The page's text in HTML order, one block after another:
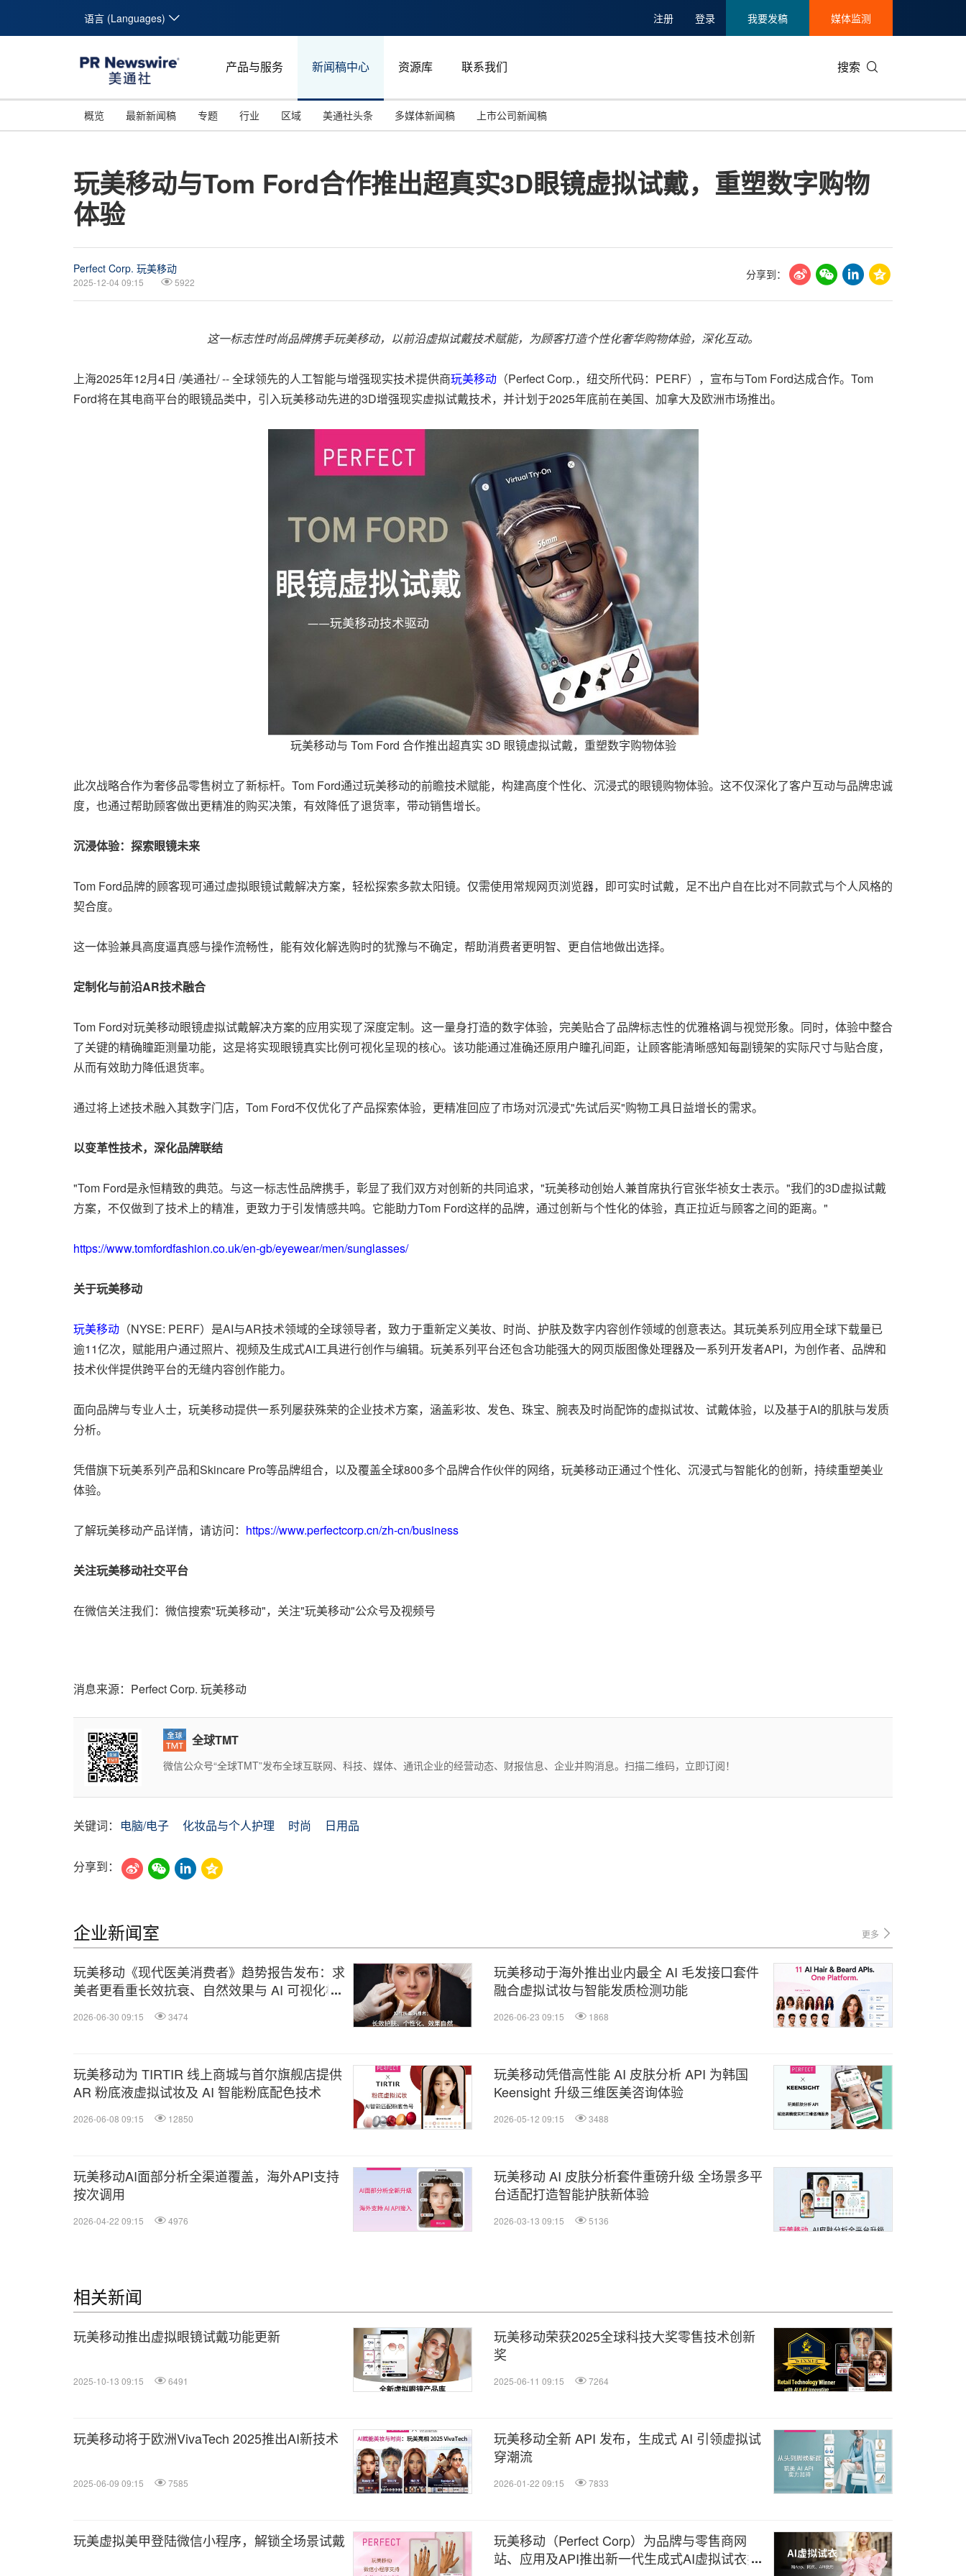
语言 (Languages) 注册 登录 我要发稿 媒体监测
产品与服务 新闻稿中心 资源库 联系我们 搜索
概览 最新新闻稿 专题
投资并购
碳中和
行业
能源化工与环保
娱乐时尚与艺术
区域
马来西亚
新加坡
美通社头条 多媒体新闻稿 上市公司新闻稿
玩美移动与Tom Ford合作推出超真实3D眼镜虚拟试戴，重塑数字购物
体验
Perfect Corp. 玩美移动
2025-12-04 09:15 5922
分享到：
这一标志性时尚品牌携手玩美移动，以前沿虚拟试戴技术赋能，为顾客打造个性化奢华购物体验，深化互动。
上海2025年12月4日 /美通社/ -- 全球领先的人工智能与增强现实技术提供商玩美移动 （Perfect Corp.，纽交所代码：PERF），宣布与Tom Ford达成合作。Tom
Ford将在其电商平台的眼镜品类中，引入玩美移动先进的3D增强现实虚拟试戴技术，并计划于2025年底前在美国、加拿大及欧洲市场推出。
玩美移动与 Tom Ford 合作推出超真实 3D 眼镜虚拟试戴，重塑数字购物体验
此次战略合作为奢侈品零售树立了新标杆。Tom Ford通过玩美移动的前瞻技术赋能，构建高度个性化、沉浸式的眼镜购物体验。这不仅深化了客户互动与品牌忠诚
度，也通过帮助顾客做出更精准的购买决策，有效降低了退货率，带动销售增长。
沉浸体验： 探索眼镜未来
Tom Ford品牌的顾客现可通过虚拟眼镜试戴解决方案，轻松探索多款太阳镜。仅需使用常规网页浏览器，即可实时试戴，足不出户自在比对不同款式与个人风格的
契合度。
这一体验兼具高度逼真感与操作流畅性，能有效化解选购时的犹豫与不确定，帮助消费者更明智、更自信地做出选择。
定制化与前沿AR技术融合
Tom Ford对玩美移动眼镜虚拟试戴解决方案的应用实现了深度定制。这一量身打造的数字体验，完美贴合了品牌标志性的优雅格调与视觉形象。同时，体验中整合
了关键的精确瞳距测量功能，这是将实现眼镜真实比例可视化呈现的核心。该功能通过准确还原用户瞳孔间距，让顾客能清晰感知每副镜架的实际尺寸与贴合度，
从而有效助力降低退货率。
通过将上述技术融入其数字门店，Tom Ford不仅优化了产品探索体验，更精准回应了市场对沉浸式"先试后买"购物工具日益增长的需求。
以变革性技术，深化品牌联结
"Tom Ford是永恒精致的典范。与这一标志性品牌携手，彰显了我们双方对创新的共同追求，"玩美移动创始人兼首席执行官张华祯女士表示。"我们的3D虚拟试戴
方案，不仅做到了技术上的精准，更致力于引发情感共鸣。它能助力Tom Ford这样的品牌，通过创新与个性化的体验，真正拉近与顾客之间的距离。"
https://www.tomfordfashion.co.uk/en-gb/eyewear/men/sunglasses/
关于玩美移动
玩美移动 （NYSE: PERF）是AI与AR技术领域的全球领导者，致力于重新定义美妆、时尚、护肤及数字内容创作领域的创意表达。其玩美系列应用全球下载量已
逾11亿次，赋能用户通过照片、视频及生成式AI工具进行创作与编辑。玩美系列平台还包含功能强大的网页版图像处理器及一系列开发者API，为创作者、品牌和
技术伙伴提供跨平台的无缝内容创作能力。
面向品牌与专业人士，玩美移动提供一系列屡获殊荣的企业技术方案，涵盖彩妆、发色、珠宝、腕表及时尚配饰的虚拟试妆、试戴体验，以及基于AI的肌肤与发质
分析。
凭借旗下玩美系列产品和Skincare Pro等品牌组合，以及覆盖全球800多个品牌合作伙伴的网络，玩美移动正通过个性化、沉浸式与智能化的创新，持续重塑美业
体验。
了解玩美移动产品详情，请访问： https://www.perfectcorp.cn/zh-cn/business
关注玩美移动社交平台
在微信关注我们：微信搜索"玩美移动"，关注"玩美移动"公众号及视频号
消息来源：Perfect Corp. 玩美移动
全球TMT
微信公众号“全球TMT”发布全球互联网、科技、媒体、通讯企业的经营动态、财报信息、企业并购消息。扫描二维码，立即订阅！
关键词： 电脑/电子 化妆品与个人护理 时尚 日用品
分享到：
企业新闻室 更多
玩美移动《现代医美消费者》趋势报告发布：求
美者更看重长效抗衰、自然效果与 AI 可视化模
2026-06-30 09:15 3474
玩美移动于海外推出业内最全 AI 毛发接口套件
融合虚拟试妆与智能发质检测功能
2026-06-23 09:15 1868
玩美移动为 TIRTIR 线上商城与首尔旗舰店提供
AR 粉底液虚拟试妆及 AI 智能粉底配色技术
2026-06-08 09:15 12850
玩美移动凭借高性能 AI 皮肤分析 API 为韩国
Keensight 升级三维医美咨询体验
2026-05-12 09:15 3488
玩美移动AI面部分析全渠道覆盖，海外API支持
按次调用
2026-04-22 09:15 4976
玩美移动 AI 皮肤分析套件重磅升级 全场景多平
台适配打造智能护肤新体验
2026-03-13 09:15 5136
相关新闻
玩美移动推出虚拟眼镜试戴功能更新
2025-10-13 09:15 6491
玩美移动荣获2025全球科技大奖零售技术创新
奖
2025-06-11 09:15 7264
玩美移动将于欧洲VivaTech 2025推出AI新技术
2025-06-09 09:15 7585
玩美移动全新 API 发布，生成式 AI 引领虚拟试
穿潮流
2026-01-22 09:15 7833
玩美虚拟美甲登陆微信小程序，解锁全场景试戴
玩美移动（Perfect Corp）为品牌与零售商网
站、应用及API推出新一代生成式AI虚拟试衣技